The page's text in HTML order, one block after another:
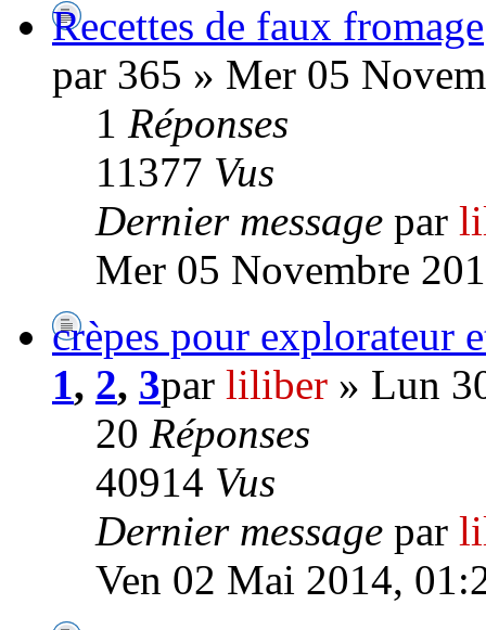
Recettes de faux fromage
par 365 » Mer 05
1 Réponses
11377 Vus
Dernier message par
Mer 05 Novembre
crèpes pour explorateur
1, 2, 3par liliber » Lun
20 Réponses
40914 Vus
Dernier message par
Ven 02 Mai 2014,